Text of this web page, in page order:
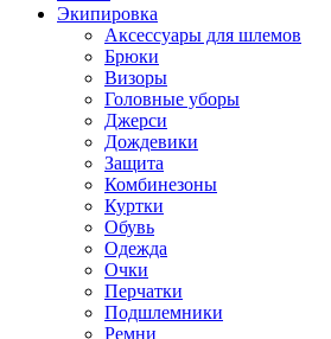
Экипировка
Аксессуары для шлемов
Брюки
Визоры
Головные уборы
Джерси
Дождевики
Защита
Комбинезоны
Куртки
Обувь
Одежда
Очки
Перчатки
Подшлемники
Ремни